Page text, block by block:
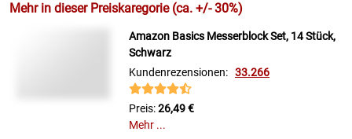
Mehr in dieser Preiskaregorie (ca. +/- 30%)
Amazon Basics Messerblock Set, 14 Stück,
Schwarz
Kundenrezensionen: 33.266
Preis:26,49 €
Mehr ...